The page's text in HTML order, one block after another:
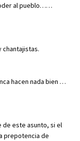
al pueblo……
chantajistas.
hacen nada bien …
de este asunto, si el
prepotencia de